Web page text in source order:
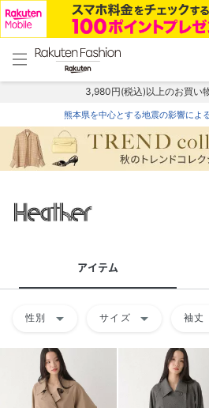
menu home
トップ
3,980円(税込)以上のお買い
熊本県を中心とする地震の影響によ
アイテム
性別 arrow_drop_down サイズ arrow_drop_down 袖丈